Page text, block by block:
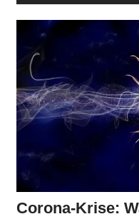
Corona-Krise: